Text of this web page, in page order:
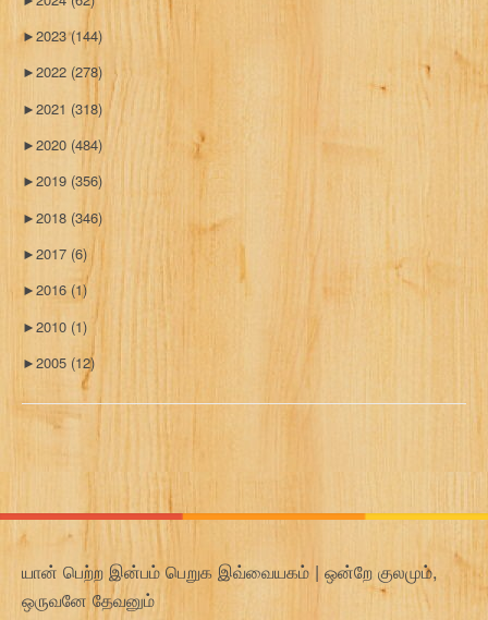
►2023(144)
►2022 (278)
►2021 (318)
►2020 (484)
►2019 (356)
►2018 (346)
►2017 (6)
►2016 (1)
►2010 (1)
►2005 (12)
யான் பெற்ற இன்பம் பெறுக இவ்வையகம் | ஒன்றே குலமும்,
ஒருவனே தேவனும்